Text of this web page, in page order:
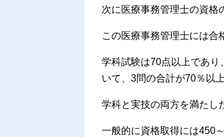
次に医療事務管理士の資格
この医療事務管理士には合
学科試験は70点以上であり
いて、3問の合計が70％以
学科と実技の両方を満たし
一般的に資格取得には450